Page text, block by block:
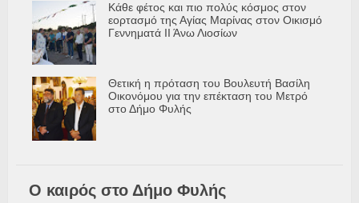
Κάθε φέτος και πιο πολύς κόσμος στον
εορτασμό της Αγίας Μαρίνας στον Οικισμό
Γεννηματά ΙΙ Άνω Λιοσίων
Θετική η πρόταση του Βουλευτή Βασίλη
Οικονόμου για την επέκταση του Μετρό
στο Δήμο Φυλής
Ο καιρός στο Δήμο Φυλής